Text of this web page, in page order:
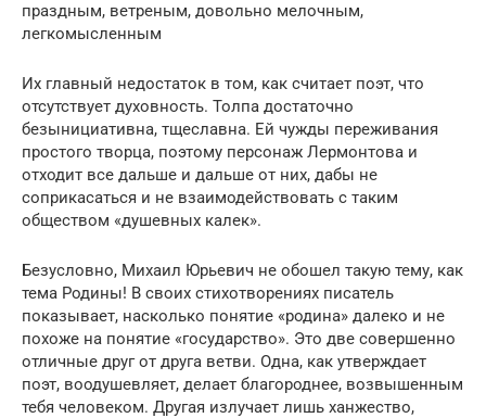
праздным, ветреным, довольно мелочным,
легкомысленным
Их главный недостаток в том, как считает поэт, что
отсутствует духовность. Толпа достаточно
безынициативна, тщеславна. Ей чужды переживания
простого творца, поэтому персонаж Лермонтова и
отходит все дальше и дальше от них, дабы не
соприкасаться и не взаимодействовать с таким
обществом «душевных калек».
Безусловно, Михаил Юрьевич не обошел такую тему, как
тема Родины! В своих стихотворениях писатель
показывает, насколько понятие «родина» далеко и не
похоже на понятие «государство». Это две совершенно
отличные друг от друга ветви. Одна, как утверждает
поэт, воодушевляет, делает благороднее, возвышенным
тебя человеком. Другая излучает лишь ханжество,